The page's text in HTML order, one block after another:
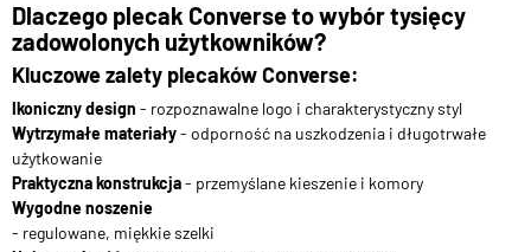
Dlaczego plecak Converse to wybór tysięcy
zadowolonych użytkowników?
Kluczowe zalety plecaków Converse:
Ikoniczny design - rozpoznawalne logo i charakterystyczny styl
Wytrzymałe materiały- odporność na uszkodzenia i długotrwałe
użytkowanie
Praktyczna konstrukcja- przemyślane kieszenie i komory
Wygodne noszenie
- regulowane, miękkie szelki